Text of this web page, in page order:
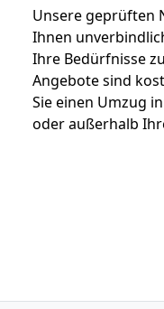
Unsere geprüften
Ihnen
Ihre Bedürfnisse
Angebote sind
Sie einen Umzug
oder außerhalb